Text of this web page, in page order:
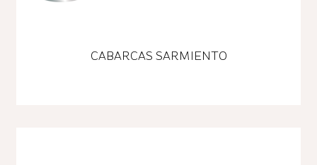
CABARCAS SARMIENTO